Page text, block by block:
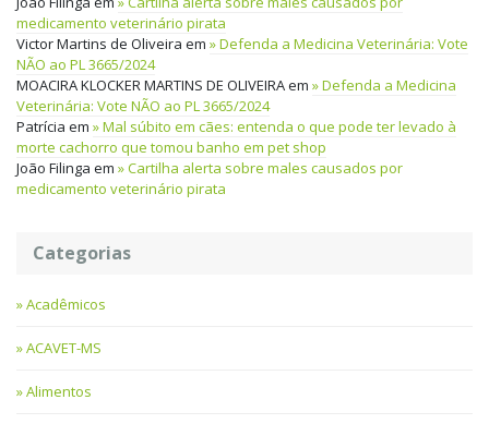
medicamento veterinário pirata
Victor Martins de Oliveira em
Defenda a Medicina Veterinária: Vote
NÃO ao PL 3665/2024
MOACIRA KLOCKER MARTINS DE OLIVEIRAem
Defenda a Medicina
Veterinária: Vote NÃO ao PL 3665/2024
Patrícia em
Mal súbito em cães: entenda o que pode ter levado à
morte cachorro que tomou banho em pet shop
João Filinga em
Cartilha alerta sobre males causados por
medicamento veterinário pirata
Categorias
Acadêmicos
ACAVET-MS
Alimentos